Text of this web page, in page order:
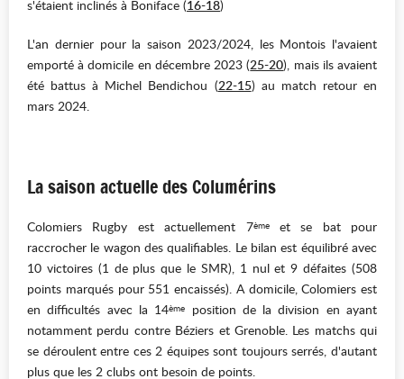
s'étaient inclinés à Boniface (16-18)
L'an dernier pour la saison 2023/2024, les Montois l'avaient
emporté à domicile en décembre 2023 (25-20), mais ils avaient
été battus à Michel Bendichou (22-15) au match retour en
mars 2024.
La saison actuelle des Columérins
Colomiers Rugby est actuellement 7èmeet se bat pour
raccrocher le wagon des qualifiables. Le bilan est équilibré avec
10 victoires (1 de plus que le SMR), 1 nul et 9 défaites (508
points marqués pour 551 encaissés). A domicile, Colomiers est
en difficultés avec la 14ème
position de la division en ayant
notamment perdu contre Béziers et Grenoble. Les matchs qui
se déroulent entre ces 2 équipes sont toujours serrés, d'autant
plus que les 2 clubs ont besoin de points.